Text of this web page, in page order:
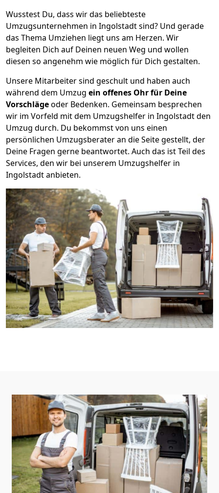
Wusstest Du, dass wir das beliebteste
Umzugsunternehmen in Ingolstadt sind? Und gerade
das Thema Umziehen liegt uns am Herzen. Wir
begleiten Dich auf Deinen neuen Weg und wollen
diesen so angenehm wie möglich für Dich gestalten.
Unsere Mitarbeiter sind geschult und haben auch
während dem Umzug ein offenes Ohr für Deine
Vorschlägeoder Bedenken. Gemeinsam besprechen
wir im Vorfeld mit dem Umzugshelfer in Ingolstadt den
Umzug durch. Du bekommst von uns einen
persönlichen Umzugsberater an die Seite gestellt, der
Deine Fragen gerne beantwortet. Auch das ist Teil des
Services, den wir bei unserem Umzugshelfer in
Ingolstadt anbieten.